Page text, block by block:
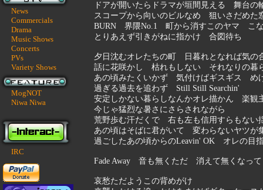
News
Commercials
Drama
Music Shows
Concerts
PVs
Variety Shows
MogNOT
Niwa Niwa
IRC
ドアが開いたらドラマが垣間見える 舞台
スコープから向いのビルなめ 狙いさだめ
BURN 界隈No.1 町から消すこのヤマ こな
とりあえず引きがねに指かけ 合図待ち
夕日沈むオレたちの町 日暮れとなれば気の
話に花咲かし 枯れもしない それなりの暮
あの頃みたくいかず 気付けばギスギス め
過ぎる過去を追わず Still Still Searchin'
安定しかない暮らしなんかオレ描かん 楽観
今じゃ猛烈な暑さにさらされながら
荒野歩む汗だくで 右も左も信用すらもな
あの頃はそばに君がいて 変わらないヤツが
過ごしたあの頃からのLeavin' OK オレの目
Fade Away 音も無くただ 消えて無くなっ
哀愁ただようこの背めがけ